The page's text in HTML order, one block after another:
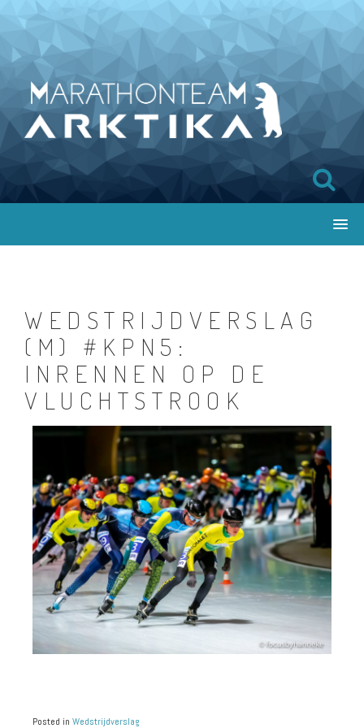
WEDSTRIJDVERSLAG
(M) #KPN5:
INRENNEN OP DE
VLUCHTSTROOK
Posted in Wedstrijdverslag